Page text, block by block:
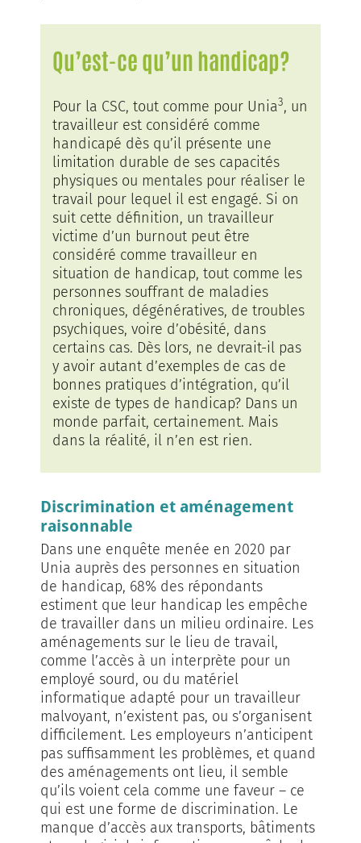
Qu’est-ce qu’un handicap?
Pour la CSC, tout comme pour Unia3, un
travailleur est considéré comme
handicapé dès qu’il présente une
limitation durable de ses capacités
physiques ou mentales pour réaliser le
travail pour lequel il est engagé. Si on
suit cette définition, un travailleur
victime d’un burnout peut être
considéré comme travailleur en
situation de handicap, tout comme les
personnes souffrant de maladies
chroniques, dégénératives, de troubles
psychiques, voire d’obésité, dans
certains cas. Dès lors, ne devrait-il pas
y avoir autant d’exemples de cas de
bonnes pratiques d’intégration, qu’il
existe de types de handicap? Dans un
monde parfait, certainement. Mais
dans la réalité, il n’en est rien.
Discrimination et aménagement
raisonnable
Dans une enquête menée en 2020 par
Unia auprès des personnes en situation
de handicap, 68% des répondants
estiment que leur handicap les empêche
de travailler dans un milieu ordinaire. Les
aménagements sur le lieu de travail,
comme l’accès à un interprète pour un
employé sourd, ou du matériel
informatique adapté pour un travailleur
malvoyant, n’existent pas, ou s’organisent
difficilement. Les employeurs n’anticipent
pas suffisamment les problèmes, et quand
des aménagements ont lieu, il semble
qu’ils voient cela comme une faveur – ce
qui est une forme de discrimination. Le
manque d’accès aux transports, bâtiments